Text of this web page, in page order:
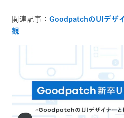
関連記事： GoodpatchのUIデザ
観